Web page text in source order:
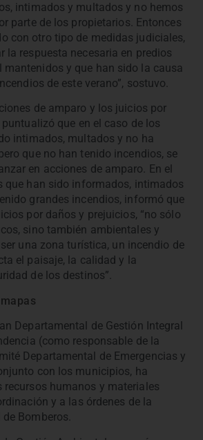
intimados y multados y no hemos
parte de los propietarios. Entonces
con otro tipo de medidas judiciales,
la respuesta necesaria en predios
mantenidos y que han sido la causa
de este verano”, sostuvo.
de amparo y los juicios por
que en el caso de los
intimados, multados y no ha
que no han tenido incendios, se
en acciones de amparo. En el
que han sido informados, intimados
grandes incendios, informó que
por daños y prejuicios, “no sólo
sino también ambientales y
una zona turística, un incendio de
el paisaje, la calidad y la
de los destinos”.
Departamental de Gestión Integral
(como responsable de la
Departamental de Emergencias y
con los municipios, ha
humanos y materiales
y a las órdenes de la
Bomberos.